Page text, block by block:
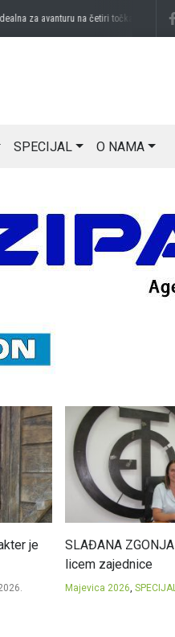
za avanturu na četiri točkaprije 3 sedmice
SPECIJAL O NAMA
je
SLAĐANA
licem zajednice
Majevica 2026,